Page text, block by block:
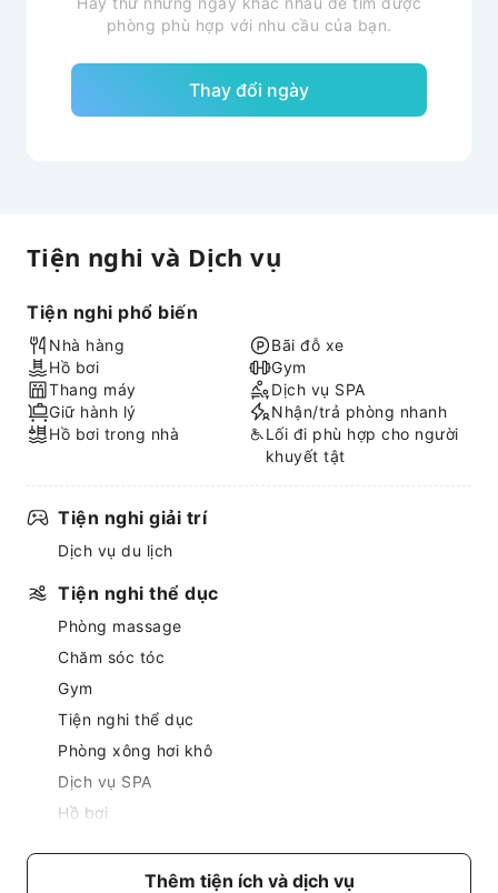
phòng phù hợp với nhu cầu của bạn.
Thay đổi ngày
Tiện nghi và Dịch vụ
Tiện nghi phổ biến
Nhà hàng
Hồ bơi
Thang máy
Giữ hành lý
Hồ bơi trong nhà
Bãi đỗ xe
Gym
Dịch vụ SPA
Nhận/trả phòng nhanh
Lối đi phù hợp cho người
khuyết tật
Tiện nghi giải trí
Dịch vụ du lịch
Tiện nghi thể dục
Phòng massage
Chăm sóc tóc
Gym
Tiện nghi thể dục
Phòng xông hơi khô
Dịch vụ SPA
Hồ bơi
Hồ bơi cảnh quanThêm tiện ích và dịch vụ